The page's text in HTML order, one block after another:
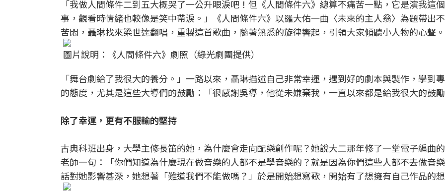
「我做人間條件二到五大概哭了一公升眼淚吧！但《人間條件六》總算不痛苦一點，它是演我這
事，觀看時情緒也較像是笑中帶淚。」《人間條件六》以羅大佑一曲〈未來的主人翁〉為題帶出
苦悶，聶琳找來梁世達翻唱，重製這首歌曲，隨著熟悉的旋律響起，引領大家傾聽小人物的心聲。
圖片說明：《人間條件六》劇照（綠光劇團提供）
「舞台劇給了我很大的養分。」一路以來，聶琳描述自己非常幸運，遇到好的劇本與製作，學到
的態度，尤其是這些大導們的鼓勵：「很感謝吳導，他從未嫌棄我，一直以來都是給我很大的鼓
除了幸運，更有不服輸的堅持
古典科班出身，大學主修長笛的她，為什麼會走向配樂創作呢？她說大二那年修了一堂電子編曲
老師一句：「你們知道為什麼現在做音樂的人都不是學音樂的？就是因為你們這些人都不去做音
話對她影響甚深，她想著「難道我們不能做嗎？」於是開始想寫歌，開始有了想擁有自己作品的